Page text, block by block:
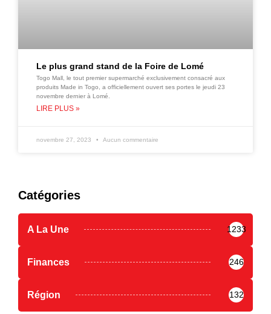
Le plus grand stand de la Foire de Lomé
Togo Mall, le tout premier supermarché exclusivement consacré aux
produits Made in Togo, a officiellement ouvert ses portes le jeudi 23
novembre dernier à Lomé.
LIRE PLUS »
novembre 27, 2023 Aucun commentaire
Catégories
A La Une 1233
Finances 246
Région 132